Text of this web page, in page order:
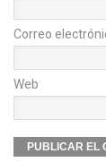
Correo
Web